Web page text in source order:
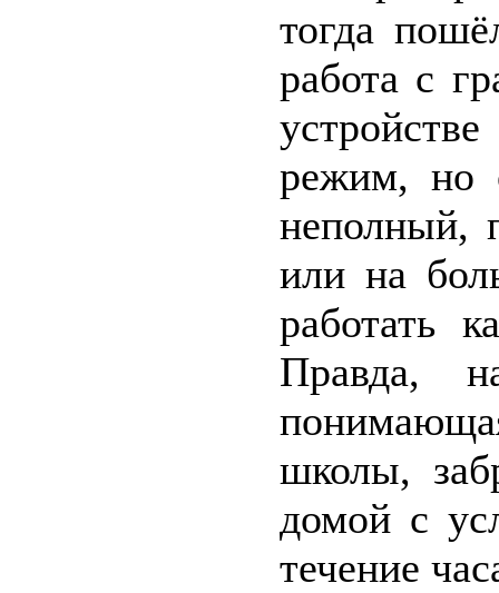
тогда
работа с
режим, но
неполный,
или на
работать
Правда,
школы,
домой с
течение